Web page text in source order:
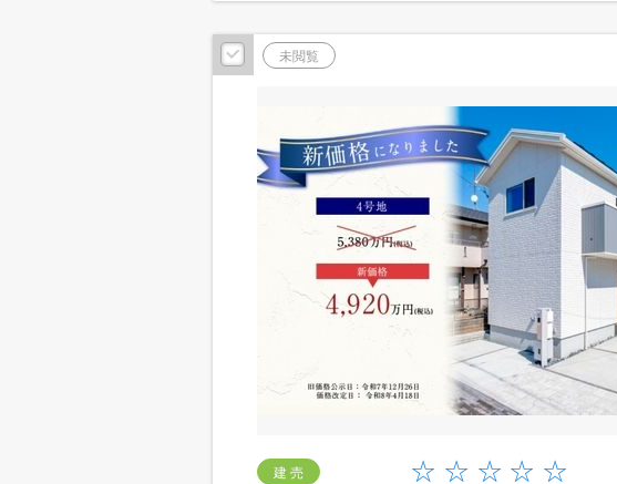
未閲覧
建 売